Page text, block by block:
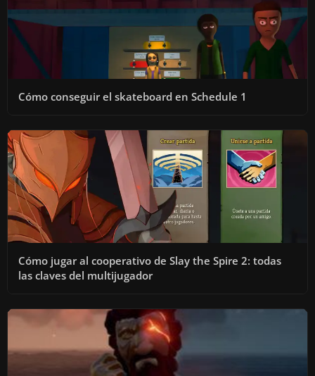
Cómo conseguir el skateboard en Schedule 1
Cómo jugar al cooperativo de Slay the Spire 2: todas
las claves del multijugador